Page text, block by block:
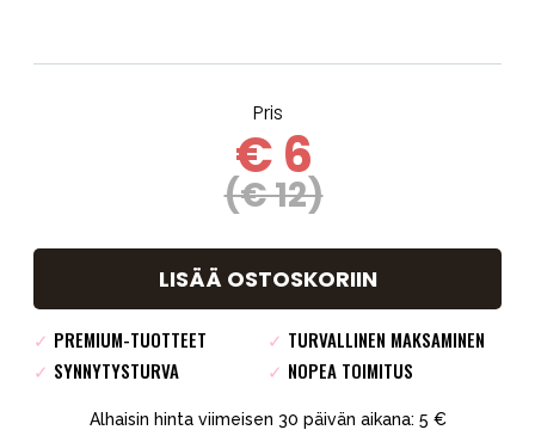
Pris
€ 6
(€ 12)
LISÄÄ OSTOSKORIIN
✓ PREMIUM-TUOTTEET ✓ TURVALLINEN MAKSAMINEN
✓ SYNNYTYSTURVA ✓ NOPEA TOIMITUS
Alhaisin hinta viimeisen 30 päivän aikana: 5 €